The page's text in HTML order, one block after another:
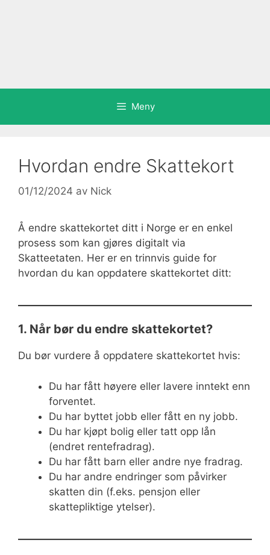
Meny
Hvordan endre Skattekort
01/12/2024 av Nick
Å endre skattekortet ditt i Norge er en enkel
prosess som kan gjøres digitalt via
Skatteetaten. Her er en trinnvis guide for
hvordan du kan oppdatere skattekortet ditt:
1. Når bør du endre skattekortet?
Du bør vurdere å oppdatere skattekortet hvis:
Du har fått høyere eller lavere inntekt enn
forventet.
Du har byttet jobb eller fått en ny jobb.
Du har kjøpt bolig eller tatt opp lån
(endret rentefradrag).
Du har fått barn eller andre nye fradrag.
Du har andre endringer som påvirker
skatten din (f.eks. pensjon eller
skattepliktige ytelser).